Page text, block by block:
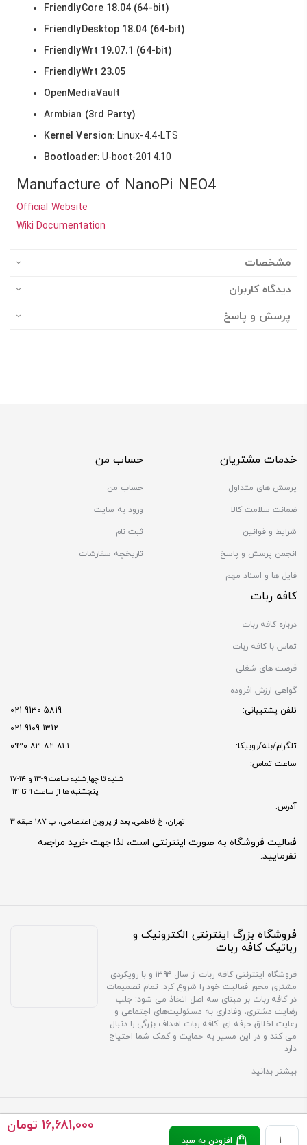
‎16٬681٬000 تومان
افزودن به سبد
FriendlyCore 18.04 (64-bit)
FriendlyDesktop 18.04 (64-bit)
FriendlyWrt 19.07.1 (64-bit)
FriendlyWrt 23.05
OpenMediaVault
Armbian (3rd Party)
Kernel Version: Linux-4.4-LTS
Bootloader: U-boot-2014.10
Manufacture of NanoPi NEO4
Official Website
Wiki Documentation
مشخصات
دیدگاه کاربران
پرسش و پاسخ
خدمات مشتریان
پرسش های متداول
ضمانت سلامت کالا
شرایط و قوانین
انجمن پرسش و پاسخ
فایل ها و اسناد مهم
حساب من
حساب من
ورود به سایت
ثبت نام
تاریخچه سفارشات
کافه ربات
درباره کافه ربات
تماس با کافه ربات
فرصت های شغلی
گواهی ارزش افزوده
تلفن پشتیبانی:
5819 9130 021
1312 9109 021
تلگرام/بله/روبیکا:
۱ ۸۱ ۸۲ ۸۳ ۰۹۳۰
ساعت تماس:
شنبه تا چهارشنبه ساعت ۹-۱۳ و ۱۴-۱۷
پنجشنبه ها از ساعت ۹ تا ۱۴
آدرس:
تهران، خ فاطمی، بعد از پروین اعتصامی، پ 187 طبقه 3
فعالیت فروشگاه به صورت اینترنتی است، لذا جهت خرید مراجعه
نفرمایید.
فروشگاه بزرگ اینترنتی الکترونیک و
رباتیک کافه ربات
فروشگاه اینترنتی کافه ربات از سال ۱۳۹۴ و با رویکردی
مشتری محور فعالیت خود را شروع کرد. تمام تصمیمات
در کافه ربات بر مبنای سه اصل اتخاذ می شود: جلب
رضایت مشتری، وفاداری به مسئولیت‌های اجتماعی و
رعایت اخلاق حرفه ای. کافه ربات اهداف بزرگی را دنبال
می کند و در این مسیر به حمایت و کمک شما احتیاج
دارد
بیشتر بدانید
تمام حقوق برای شرکت نوآوران رباتیک شریف محفوظ هست © 2024